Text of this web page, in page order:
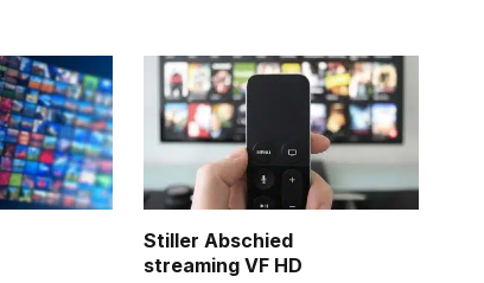
Stiller Abschied
streaming VF HD